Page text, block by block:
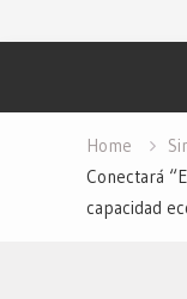
Home
Conectará
capacidad